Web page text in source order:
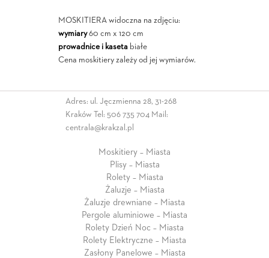
MOSKITIERA widoczna na zdjęciu:
wymiary60 cm x 120 cm
prowadnice i kasetabiałe
Cena moskitiery zależy od jej wymiarów.
Adres: ul. Jęczmienna 28, 31-268
Kraków Tel: 506 735 704 Mail:
centrala@krakzal.pl
Moskitiery – Miasta
Plisy – Miasta
Rolety – Miasta
Żaluzje – Miasta
Żaluzje drewniane – Miasta
Pergole aluminiowe – Miasta
Rolety Dzień Noc – Miasta
Rolety Elektryczne – Miasta
Zasłony Panelowe – Miasta